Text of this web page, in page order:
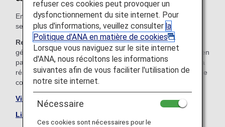
En cas de vol ANA en partage de code, tous les services
seront ceux de la compagnie aérienne qui opère le vol.
Remarque :Dans la plupart des cas, les conditions
générales du transporteur exploitant s'appliquent aux vols en
partage de code. Veuillez vous renseigner au moment de la
réservation ou contacter directement la compagnie aérienne
concernée.
Visiter le site de Singapore Airlines
Liste des vols en partage de code
refuser ces cookies peut provoquer un
dysfonctionnement du site internet. Pour
plus d'informations, veuillez consulter la
Politique d'ANA en matière de cookies
.
Lorsque vous naviguez sur le site internet
d'ANA, nous récoltons les informations
suivantes afin de vous faciliter l'utilisation de
notre site internet.
Nécessaire
Ces cookies sont nécessaires pour le